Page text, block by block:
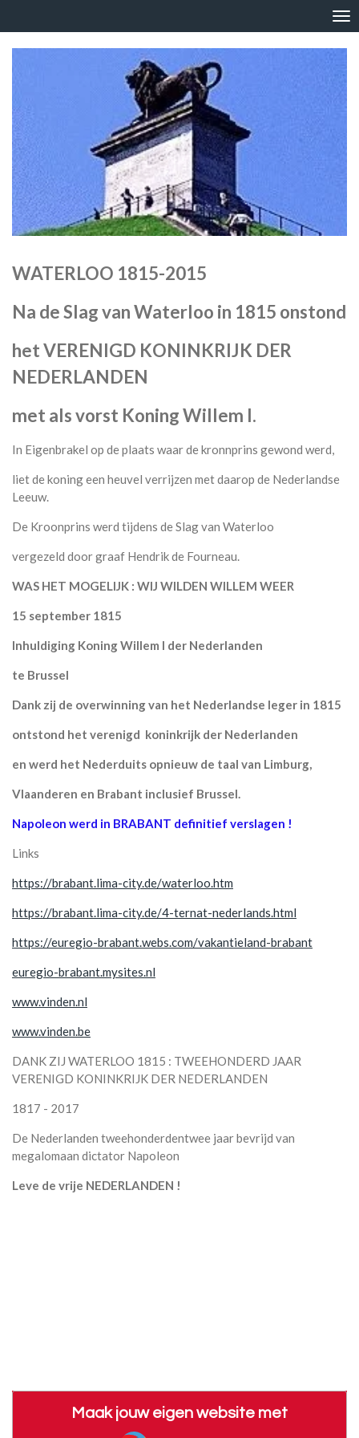
direct
naar
WATERLOO 1815-2015
Na de Slag van Waterloo in 1815 onstond
het VERENIGD KONINKRIJK DER
NEDERLANDEN
met als vorst Koning Willem I.
In Eigenbrakel op de plaats waar de kronnprins gewond werd,
liet de koning een heuvel verrijzen met daarop de Nederlandse
Leeuw.
De Kroonprins werd tijdens de Slag van Waterloo
vergezeld door graaf Hendrik de Fourneau.
WAS HET MOGELIJK : WIJ WILDEN WILLEM WEER
15 september 1815
Inhuldiging Koning Willem I der Nederlanden
te Brussel
Dank zij de overwinning van het Nederlandse leger in 1815
ontstond het verenigd koninkrijk der Nederlanden
en werd het Nederduits opnieuw de taal van Limburg,
Vlaanderen en Brabant inclusief Brussel.
Napoleon werd in BRABANT definitief verslagen !
Links
https://brabant.lima-city.de/waterloo.htm
https://brabant.lima-city.de/4-ternat-nederlands.html
https://euregio-brabant.webs.com/vakantieland-brabant
euregio-brabant.mysites.nl
www.vinden.nl
www.vinden.be
DANK ZIJ WATERLOO 1815 : TWEEHONDERD JAAR
VERENIGD KONINKRIJK DER NEDERLANDEN
1817 - 2017
De Nederlanden tweehonderdentwee jaar bevrijd van
megalomaan dictator Napoleon
Leve de vrije NEDERLANDEN !
Maak jouw eigen website met
JouwWeb